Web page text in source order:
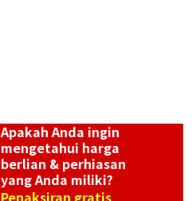
Apakah Anda ingin
mengetahui harga
berlian & perhiasan
yang Anda miliki?
Penaksiran gratis